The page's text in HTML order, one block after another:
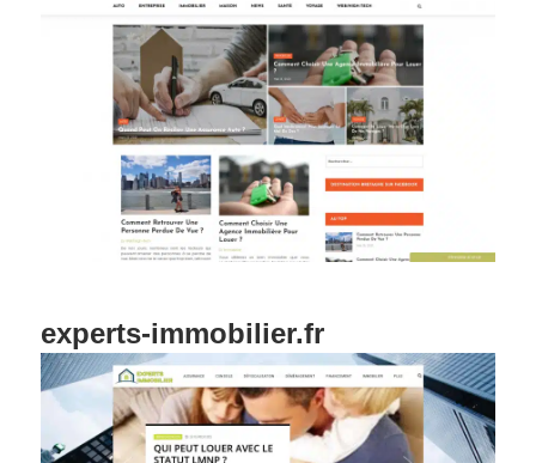
experts-immobilier.fr